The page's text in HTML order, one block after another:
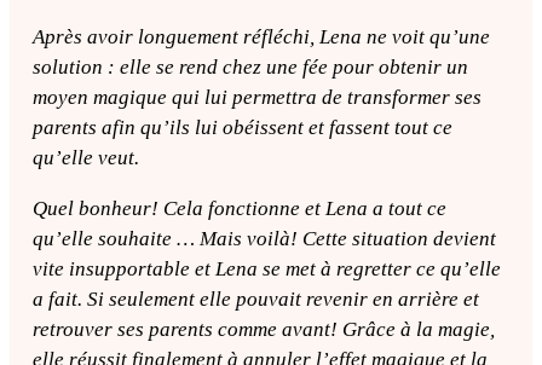
Après avoir longuement réfléchi, Lena ne voit qu’une
solution : elle se rend chez une fée pour obtenir un
moyen magique qui lui permettra de transformer ses
parents afin qu’ils lui obéissent et fassent tout ce
qu’elle veut.
Quel bonheur! Cela fonctionne et Lena a tout ce
qu’elle souhaite … Mais voilà! Cette situation devient
vite insupportable et Lena se met à regretter ce qu’elle
a fait. Si seulement elle pouvait revenir en arrière et
retrouver ses parents comme avant! Grâce à la magie,
elle réussit finalement à annuler l’effet magique et la